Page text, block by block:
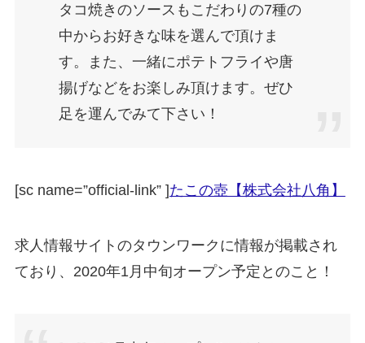
タコ焼きのソースもこだわりの7種の
中からお好きな味を選んで頂けま
す。また、一緒にポテトフライや唐
揚げなどをお楽しみ頂けます。ぜひ
足を運んでみて下さい！
[sc name=”official-link” ]たこの壺【株式会社八角】
求人情報サイトのタウンワークに情報が掲載され
ており、2020年1月中旬オープン予定とのこと！